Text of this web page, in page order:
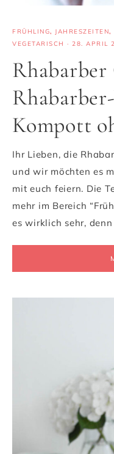
FRÜHLING, JAHRESZEITEN,
VEGETARISCH · 28. APRIL
Rhabarber
Kompott
Ihr Lieben, die
und wir möchten es
mit euch feiern. Die
mehr im Bereich
es wirklich sehr,